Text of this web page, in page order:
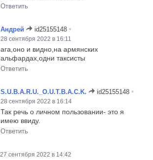
Ответить
Андрей id25155148 •
28 сентября 2022 в 16:11
ага,оно и видно,на армянских
альфардах,одни таксисты
Ответить
S.U.B.A.R.U._O.U.T.B.A.C.K. id25155148 •
28 сентября 2022 в 16:14
Так речь о личном пользовании- это я
имею ввиду.
Ответить
27 сентября 2022 в 14:42